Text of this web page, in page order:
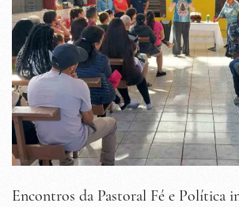
Encontros da Pastoral Fé e Política